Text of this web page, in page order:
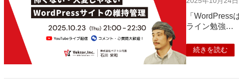
「
ライン勉強…
続きを読む